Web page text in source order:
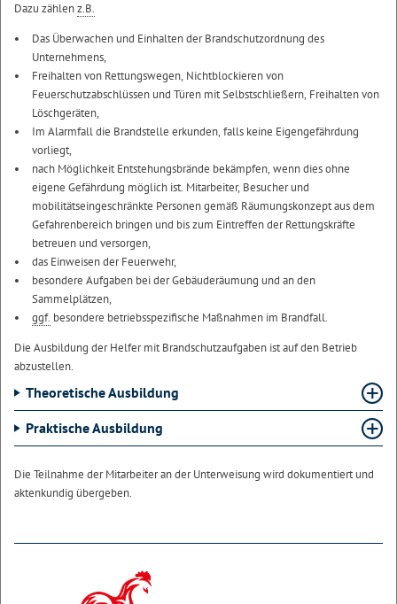
Dazu zählenz.B.
Das Überwachen und Einhalten der Brandschutzordnung des
Unternehmens,
Freihalten von Rettungswegen, Nichtblockieren von
Feuerschutzabschlüssen und Türen mit Selbstschließern, Freihalten von
Löschgeräten,
Im Alarmfall die Brandstelle erkunden, falls keine Eigengefährdung
vorliegt,
nach Möglichkeit Entstehungsbrände bekämpfen, wenn dies ohne
eigene Gefährdung möglich ist. Mitarbeiter, Besucher und
mobilitätseingeschränkte Personen gemäß Räumungskonzept aus dem
Gefahrenbereich bringen und bis zum Eintreffen der Rettungskräfte
betreuen und versorgen,
das Einweisen der Feuerwehr,
besondere Aufgaben bei der Gebäuderäumung und an den
Sammelplätzen,
ggf. besondere betriebsspezifische Maßnahmen im Brandfall.
Die Ausbildung der Helfer mit Brandschutzaufgaben ist auf den Betrieb
abzustellen.
Theoretische Ausbildung
Praktische Ausbildung
Die Teilnahme der Mitarbeiter an der Unterweisung wird dokumentiert und
aktenkundig übergeben.